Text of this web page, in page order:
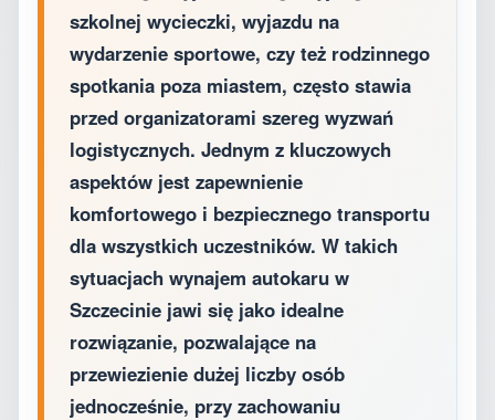
szkolnej wycieczki, wyjazdu na
wydarzenie sportowe, czy też rodzinnego
spotkania poza miastem, często stawia
przed organizatorami szereg wyzwań
logistycznych. Jednym z kluczowych
aspektów jest zapewnienie
komfortowego i bezpiecznego transportu
dla wszystkich uczestników. W takich
sytuacjach wynajem autokaru w
Szczecinie jawi się jako idealne
rozwiązanie, pozwalające na
przewiezienie dużej liczby osób
jednocześnie, przy zachowaniu